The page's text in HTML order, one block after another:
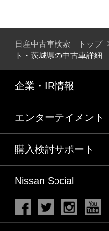
日産中古車検索 トップ
ト・茨城県の中古車詳細
企業・IR情報
エンターテイメント
購入検討サポート
Nissan Social